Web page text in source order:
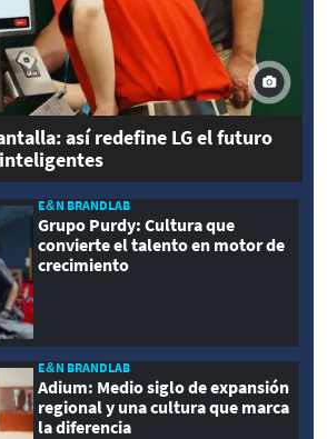
así redefine LG el futuro
E&N BRANDLAB
Grupo Purdy: Cultura que
convierte el talento en motor de
crecimiento
E&N BRANDLAB
Adium: Medio siglo de expansión
regional y una cultura que marca
la diferencia